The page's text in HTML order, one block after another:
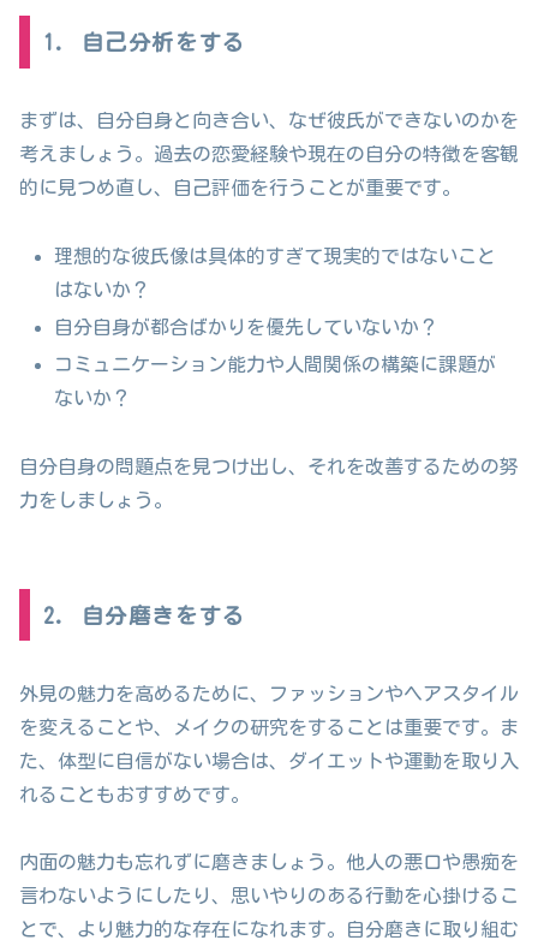
1. 自己分析をする
まずは、自分自身と向き合い、なぜ彼氏ができないのかを
考えましょう。過去の恋愛経験や現在の自分の特徴を客観
的に見つめ直し、自己評価を行うことが重要です。
理想的な彼氏像は具体的すぎて現実的ではないこと
はないか？
自分自身が都合ばかりを優先していないか？
コミュニケーション能力や人間関係の構築に課題が
ないか？
自分自身の問題点を見つけ出し、それを改善するための努
力をしましょう。
2. 自分磨きをする
外見の魅力を高めるために、ファッションやヘアスタイル
を変えることや、メイクの研究をすることは重要です。ま
た、体型に自信がない場合は、ダイエットや運動を取り入
れることもおすすめです。
内面の魅力も忘れずに磨きましょう。他人の悪口や愚痴を
言わないようにしたり、思いやりのある行動を心掛けるこ
とで、より魅力的な存在になれます。自分磨きに取り組む